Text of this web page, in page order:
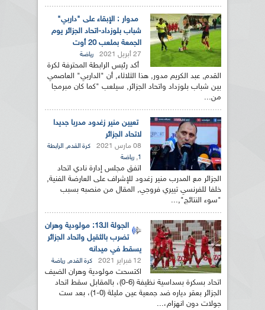
مدوار : الإبقاء على "داربي"
شباب بلوزداد-اتحاد الجزائر يوم
الجمعة بملعب 20 أوت
27 أبريل 2021 رياضة
أكد رئيس الرابطة المحترفة لكرة
القدم, عبد الكريم مدور, هذا الثلاثاء, أن "الداربي" العاصمي
بين شباب بلوزداد واتحاد الجزائر, سيلعب "كما كان مبرمجا
من...
تعيين منير زغدود مدربا جديدا
لاتحاد الجزائر
08 مارس 2021 كرة القدم, الرابطة
1
, رياضة
اتفق مجلس إدارة نادي اتحاد
الجزائر مع المدرب منير زغدود للإشراف على العارضة الفنية,
خلفا للفرنسي تييري فروجي, المقال من منصبه بسبب
"سوء النتائج",...
الجولة الـ13: مولودية وهران
تضرب بالثقيل واتحاد الجزائر
يسقط في ميدانه
12 فبراير 2021 كرة القدم, رياضة
اكتسحت مولودية وهران الضيف
اتحاد بسكرة بسداسية نظيفة (6-0)، بالمقابل سقط اتحاد
الجزائر بعقر دياره ضد جمعية عين مليلة (0-1)، بعد ست
جولات دون انهزام،...